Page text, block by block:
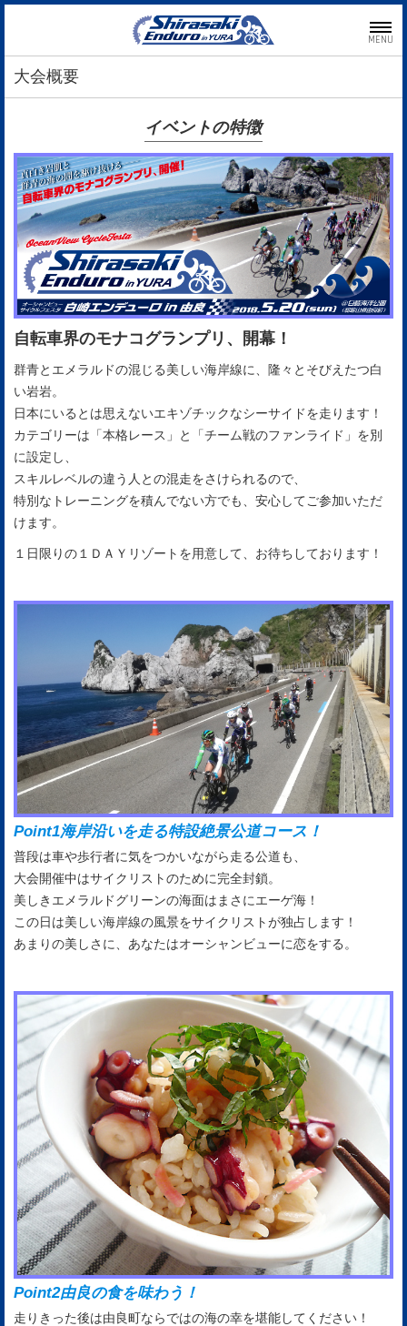
MENU
大会概要
イベントの特徴
自転車界のモナコグランプリ、開幕！
群青とエメラルドの混じる美しい海岸線に、隆々とそびえたつ白
い岩岩。
日本にいるとは思えないエキゾチックなシーサイドを走ります！
カテゴリーは「本格レース」と「チーム戦のファンライド」を別
に設定し、
スキルレベルの違う人との混走をさけられるので、
特別なトレーニングを積んでない方でも、安心してご参加いただ
けます。
１日限りの１ＤＡＹリゾートを用意して、お待ちしております！
Point1海岸沿いを走る特設絶景公道コース！
普段は車や歩行者に気をつかいながら走る公道も、
大会開催中はサイクリストのために完全封鎖。
美しきエメラルドグリーンの海面はまさにエーゲ海！
この日は美しい海岸線の風景をサイクリストが独占します！
あまりの美しさに、あなたはオーシャンビューに恋をする。
Point2由良の食を味わう！
走りきった後は由良町ならではの海の幸を堪能してください！